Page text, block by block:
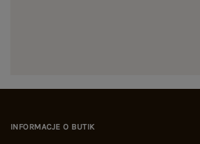
INFORMACJE O BUTIK